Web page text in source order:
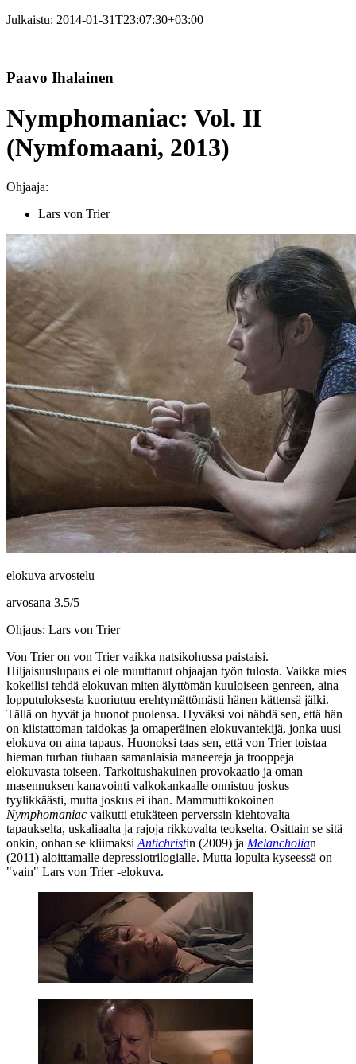
Julkaistu: 2014-01-31T23:07:30+03:00
Paavo Ihalainen
Nymphomaniac: Vol. II
(Nymfomaani, 2013)
Ohjaaja:
Lars von Trier
elokuva arvostelu
arvosana 3.5/5
Ohjaus: Lars von Trier
Von Trieron von Trier vaikka natsikohussa paistaisi.
Hiljaisuuslupaus ei ole muuttanut ohjaajan työn tulosta. Vaikka mies
kokeilisi tehdä elokuvan miten älyttömän kuuloiseen genreen, aina
lopputuloksesta kuoriutuu erehtymättömästi hänen kättensä jälki.
Tällä on hyvät ja huonot puolensa. Hyväksi voi nähdä sen, että hän
on kiistattoman taidokas ja omaperäinen elokuvantekijä, jonka uusi
elokuva on aina tapaus. Huonoksi taas sen, että von Trier toistaa
hieman turhan tiuhaan samanlaisia maneereja ja trooppeja
elokuvasta toiseen. Tarkoitushakuinen provokaatio ja oman
masennuksen kanavointi valkokankaalle onnistuu joskus
tyylikkäästi, mutta joskus ei ihan. Mammuttikokoinen
Nymphomaniac vaikutti etukäteen perverssin kiehtovalta
tapaukselta, uskaliaalta ja rajoja rikkovalta teokselta. Osittain se sitä
onkin, onhan se kliimaksi Antichristin (2009) ja Melancholian
(2011) aloittamalle depressiotrilogialle. Mutta lopulta kyseessä on
"vain" Lars von Trier ‑elokuva.